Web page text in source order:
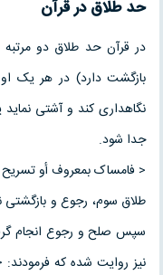
حد طلاق در قرآن
در قرآن حد طلاق دو
بازگشت دارد) در هر یک او
نگاهداری کند و آشتی نماید
جدا شود.
< فامساک بمعروف أو
طلاق سوم، رجوع و
سپس صلح و رجوع انجام
نیز روایت شده که